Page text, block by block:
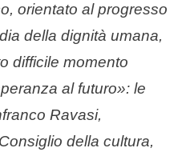
orientato al progresso
della dignità umana,
difficile momento
al futuro»: le
Ravasi,
della cultura,